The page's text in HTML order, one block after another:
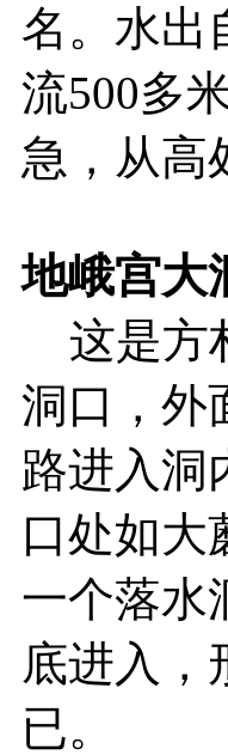
名。水出
流500多
急，从高
地峨宫大
这是方
洞口，外
路进入洞
口处如大
一个落水
底进入，
已。